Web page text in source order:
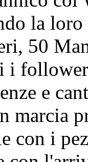
la
50
i
e
marcia
con i